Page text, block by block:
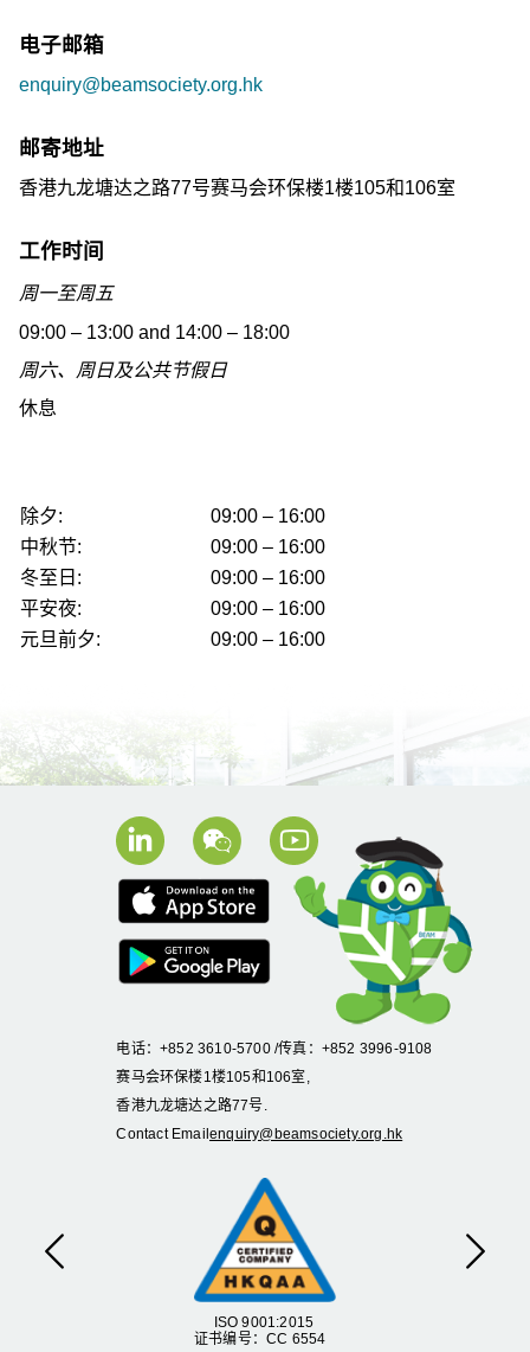
电子邮箱
enquiry@beamsociety.org.hk
邮寄地址
香港九龙塘达之路77号赛马会环保楼1楼105和106室
工作时间
周一至周五
09:00 – 13:00 and 14:00 – 18:00
周六、周日及公共节假日
休息
除夕:
09:00 – 16:00
中秋节:
09:00 – 16:00
冬至日:
09:00 – 16:00
平安夜:
09:00 – 16:00
元旦前夕:
09:00 – 16:00
ISO 9001:2015
证书编号：CC 6554
Previous Next
电话：+852 3610-5700 /传真：+852 3996-9108
赛马会环保楼1楼105和106室,
香港九龙塘达之路77号.
Contact Emailenquiry@beamsociety.org.hk